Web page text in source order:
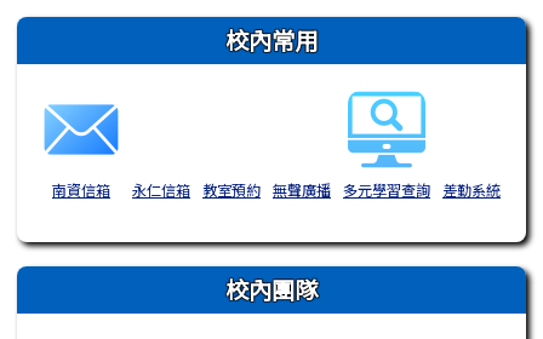
右邊區域內容 校內常用
南資信箱 永仁信箱 教室預約 無聲廣播 多元學習查詢 差勤系統
校內團隊